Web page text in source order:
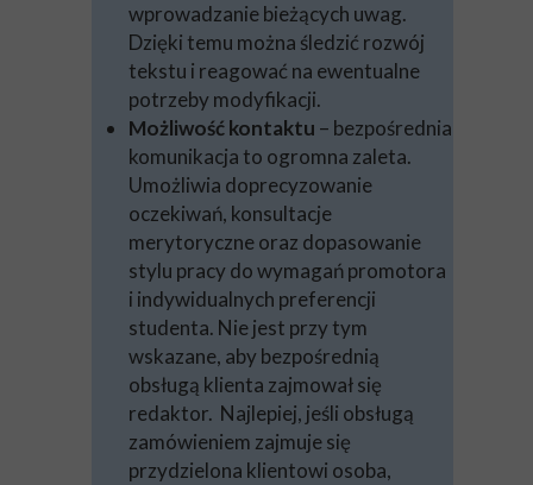
wprowadzanie bieżących uwag.
Dzięki temu można śledzić rozwój
tekstu i reagować na ewentualne
potrzeby modyfikacji.
Możliwość kontaktu – bezpośrednia
komunikacja to ogromna zaleta.
Umożliwia doprecyzowanie
oczekiwań, konsultacje
merytoryczne oraz dopasowanie
stylu pracy do wymagań promotora
i indywidualnych preferencji
studenta. Nie jest przy tym
wskazane, aby bezpośrednią
obsługą klienta zajmował się
redaktor. Najlepiej, jeśli obsługą
zamówieniem zajmuje się
przydzielona klientowi osoba,